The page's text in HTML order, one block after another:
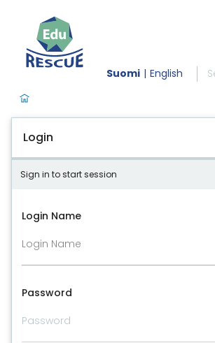
Suomi English
Login
Sign in to start session
Login Name
Password